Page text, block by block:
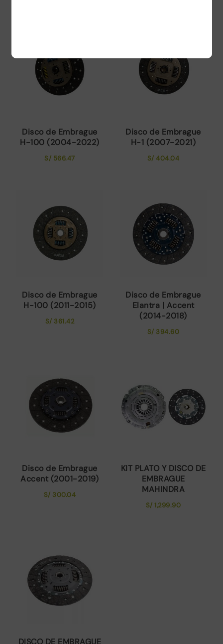
Disco de Embrague
H-100 (2004-2022)
S/ 566.47
Disco de Embrague
H-1 (2007-2021)
S/ 404.04
Disco de Embrague
H-100 (2011-2015)
S/ 361.42
Disco de Embrague
Elantra | Accent
(2014-2018)
S/ 394.60
Disco de Embrague
Accent (2001-2019)
S/ 300.04
KIT PLATO Y DISCO DE
EMBRAGUE
MAHINDRA
S/ 1,299.90
DISCO DE EMBRAGUE